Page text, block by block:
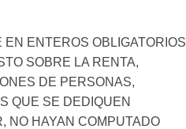
ENTEROS OBLIGATORIOS
SOBRE LA RENTA,
DE PERSONAS,
QUE SE DEDIQUEN
NO HAYAN COMPUTADO